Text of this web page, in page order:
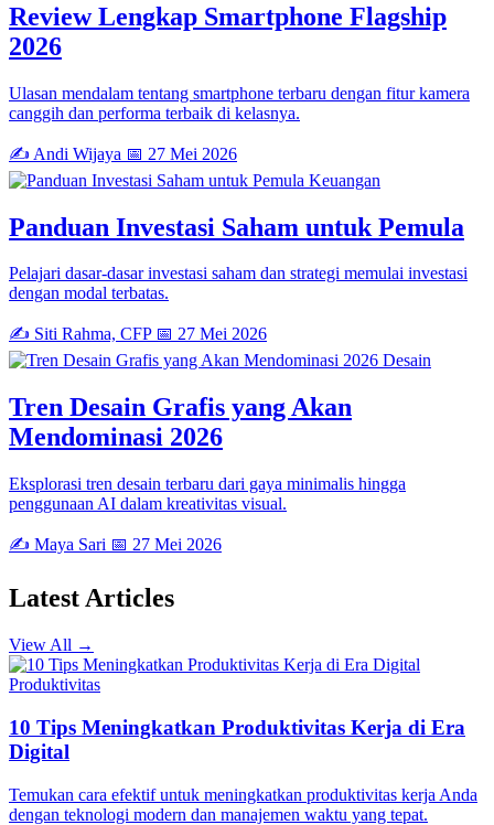
Review Lengkap Smartphone Flagship
2026
Ulasan mendalam tentang smartphone terbaru dengan fitur kamera
canggih dan performa terbaik di kelasnya.
✍️ Andi Wijaya 📅 27 Mei 2026
Keuangan
Panduan Investasi Saham untuk Pemula
Pelajari dasar-dasar investasi saham dan strategi memulai investasi
dengan modal terbatas.
✍️ Siti Rahma, CFP 📅 27 Mei 2026
Desain
Tren Desain Grafis yang Akan
Mendominasi 2026
Eksplorasi tren desain terbaru dari gaya minimalis hingga
penggunaan AI dalam kreativitas visual.
✍️ Maya Sari 📅 27 Mei 2026
Latest Articles
View All →
Produktivitas
10 Tips Meningkatkan Produktivitas Kerja di Era
Digital
Temukan cara efektif untuk meningkatkan produktivitas kerja Anda
dengan teknologi modern dan manajemen waktu yang tepat.